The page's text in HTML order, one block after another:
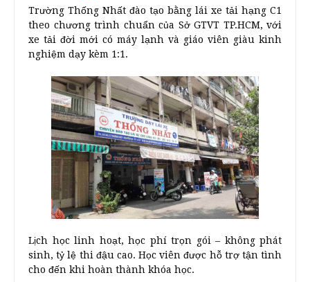
Trường Thống Nhất đào tạo bằng lái xe tải hạng C1
theo chương trình chuẩn của Sở GTVT TP.HCM, với
xe tải đời mới có máy lạnh và giáo viên giàu kinh
nghiệm dạy kèm 1:1.
Lịch học linh hoạt, học phí trọn gói – không phát
sinh, tỷ lệ thi đậu cao. Học viên được hỗ trợ tận tình
cho đến khi hoàn thành khóa học.